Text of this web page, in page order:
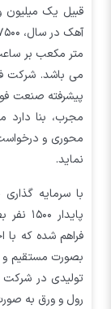
می باشد. شرکت
پیشرفته صنعت
مجرب، بنا
محوری و
نماید.
تولیدی در شرکت
رول و ورق به